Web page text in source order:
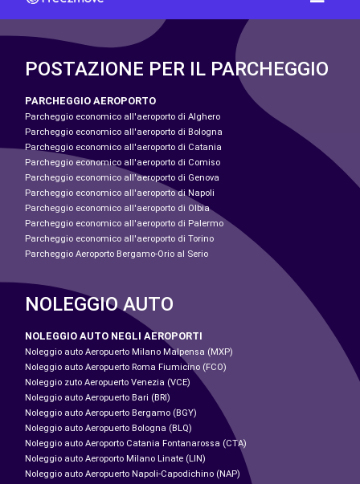
POSTAZIONE PER IL PARCHEGGIO
PARCHEGGIO AEROPORTO
Parcheggio economico all'aeroporto di Alghero
Parcheggio economico all'aeroporto di Bologna
Parcheggio economico all'aeroporto di Catania
Parcheggio economico all'aeroporto di Comiso
Parcheggio economico all'aeroporto di Genova
Parcheggio economico all'aeroporto di Napoli
Parcheggio economico all'aeroporto di Olbia
Parcheggio economico all'aeroporto di Palermo
Parcheggio economico all'aeroporto di Torino
Parcheggio Aeroporto Bergamo-Orio al Serio
NOLEGGIO AUTO
NOLEGGIO AUTO NEGLI AEROPORTI
Noleggio auto Aeropuerto Milano Malpensa (MXP)
Noleggio auto Aeropuerto Roma Fiumicino (FCO)
Noleggio zuto Aeropuerto Venezia (VCE)
Noleggio auto Aeropuerto Bari (BRI)
Noleggio auto Aeropuerto Bergamo (BGY)
Noleggio auto Aeropuerto Bologna (BLQ)
Noleggio auto Aeroporto Catania Fontanarossa (CTA)
Noleggio auto Aeroporto Milano Linate (LIN)
Noleggio auto Aeropuerto Napoli-Capodichino (NAP)